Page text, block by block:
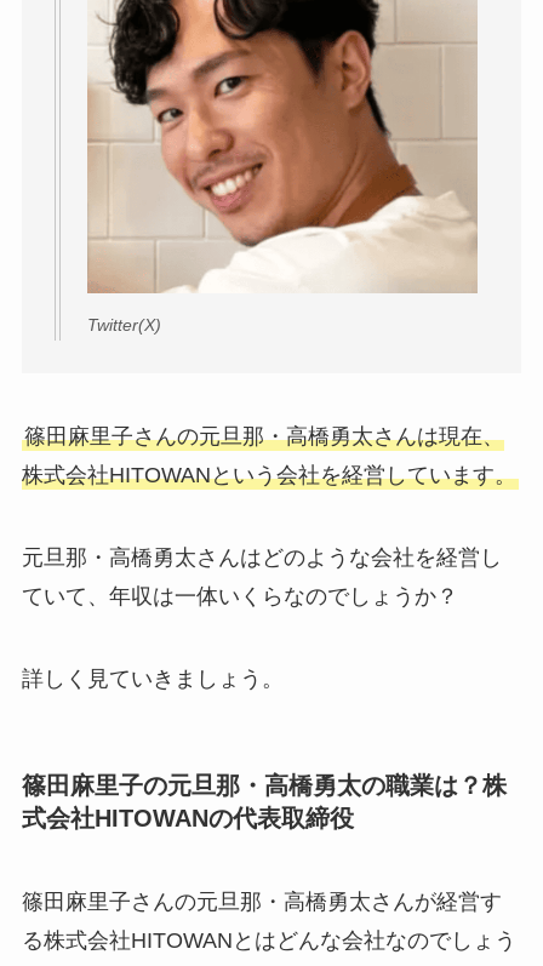
Twitter(X)
篠田麻里子さんの元旦那・高橋勇太さんは現在、
株式会社HITOWANという会社を経営しています。
元旦那・高橋勇太さんはどのような会社を経営し
ていて、年収は一体いくらなのでしょうか？
詳しく見ていきましょう。
篠田麻里子の元旦那・高橋勇太の職業は？株
式会社HITOWANの代表取締役
篠田麻里子さんの元旦那・高橋勇太さんが経営す
る株式会社HITOWANとはどんな会社なのでしょう